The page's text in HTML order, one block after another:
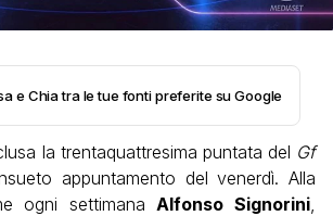
e Chia tra le tue fonti preferite su Google
la trentaquattresima puntata del Gf
appuntamento del venerdì. Alla
ogni settimana Alfonso Signorini